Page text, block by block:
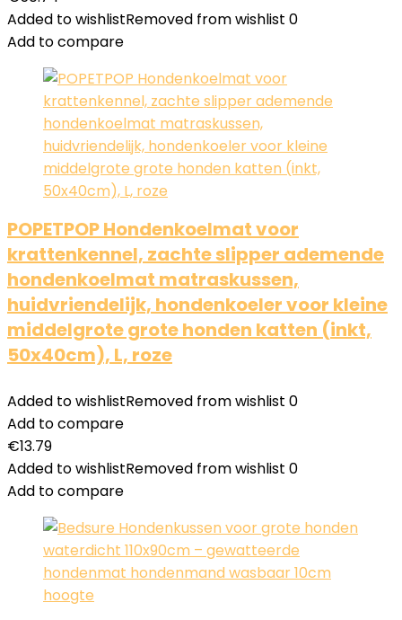
Added to wishlistRemoved from wishlist 0
Add to compare
POPETPOP Hondenkoelmat voor
krattenkennel, zachte slipper ademende
hondenkoelmat matraskussen,
huidvriendelijk, hondenkoeler voor kleine
middelgrote grote honden katten (inkt,
50x40cm), L, roze
Added to wishlistRemoved from wishlist 0
Add to compare
€13.79
Added to wishlistRemoved from wishlist 0
Add to compare